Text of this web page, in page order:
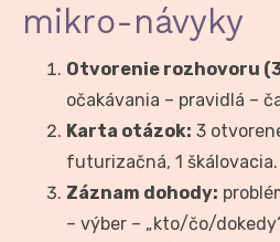
mikro-návyky
Otvorenie rozhovoru
očakávania – pravidlá –
Karta otázok: 3
futurizačná, 1 škálovacia.
Záznam dohody:
– výber – „kto/čo/